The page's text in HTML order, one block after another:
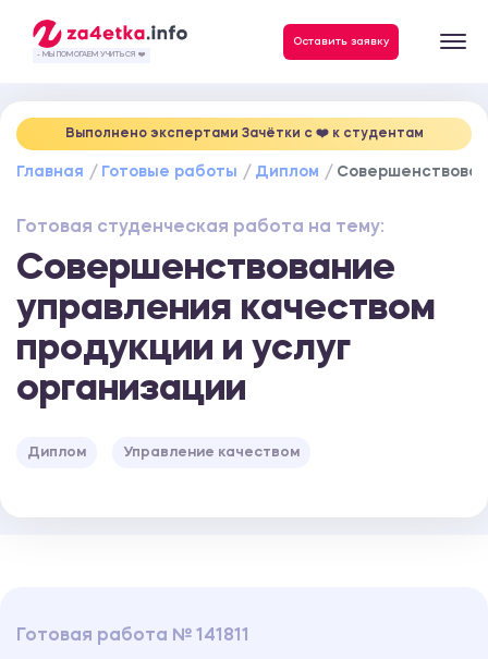
- МЫ ПОМОГАЕМ УЧИТЬСЯ ❤️
Оставить заявку
Выполнено экспертами Зачётки c ❤️ к студентам
Главная Готовые работы Диплом
Готовая студенческая работа на тему:
Совершенствование
управления качеством
продукции и услуг
организации
Диплом Управление качеством
Готовая работа № 141811